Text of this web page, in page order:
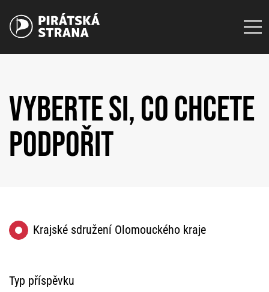
VYBERTE SI, CO CHCETE
PODPOŘIT
Krajské sdružení Olomouckého kraje
Typ příspěvku